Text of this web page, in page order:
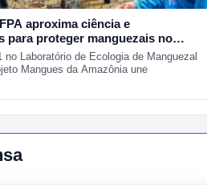
aproxima ciência e
para proteger manguezais no
no Laboratório de Ecologia de Manguezal
Mangues da Amazônia une